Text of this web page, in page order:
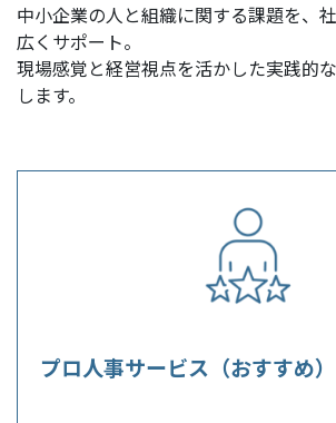
中小企業の人と組織に関する課題を、
広くサポート。
現場感覚と経営視点を活かした実践的
します。
プロ人事サービス（おすすめ）